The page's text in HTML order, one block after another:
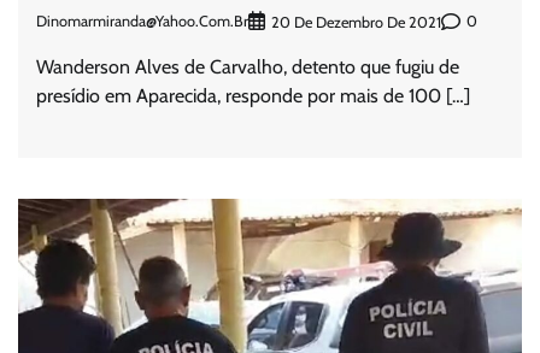
Dinomarmiranda@yahoo.com.br 20 De Dezembro De 2021 0
Wanderson Alves de Carvalho, detento que fugiu de
presídio em Aparecida, responde por mais de 100 […]